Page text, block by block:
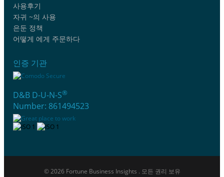
사용후기
자귀 ~의 사용
은둔 정책
어떻게 에게 주문하다
인증 기관
D&B D-U-N-S®
Number: 861494523
© 2026 Fortune Business Insights . 모든 권리 보유